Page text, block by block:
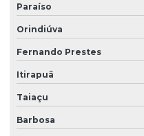
Paraíso
Orindiúva
Fernando Prestes
Itirapuã
Taiaçu
Barbosa